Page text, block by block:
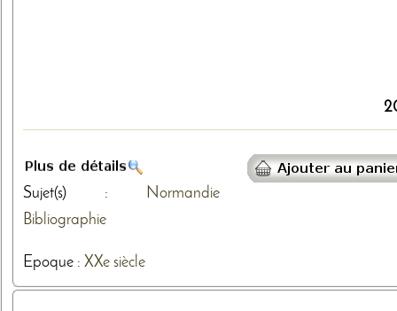
Sujet(s) :
Normandie
Bibliographie
Epoque : XXe siècle